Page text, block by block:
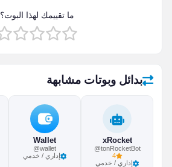
ما تقييمك لهذا البوت؟
بدائل وبوتات مشابهة
xRocket
@tonRocketBot
4
إداري / خدمي
Wallet
@wallet
إداري / خدمي